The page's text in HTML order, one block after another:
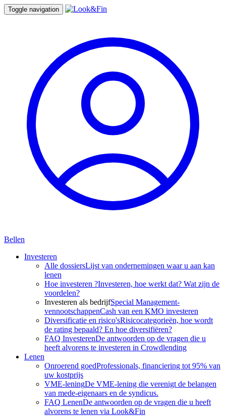
Toggle navigation
Bellen
Investeren
Alle dossiersLijst van ondernemingen waar u aan kan
lenen
Hoe investeren ?Investeren, hoe werkt dat? Wat zijn de
voordelen?
Investeren als bedrijfSpecial Management-
vennootschappenCash van een KMO investeren
Diversificatie en risico'sRisicocategorieën, hoe wordt
de rating bepaald? En hoe diversifiëren?
FAQ InvesterenDe antwoorden op de vragen die u
heeft alvorens te investeren in Crowdlending
Lenen
Onroerend goedProfessionals, financiering tot 95% van
uw kostprijs
VME-leningDe VME-lening die verenigt de belangen
van mede-eigenaars en de syndicus.
FAQ LenenDe antwoorden op de vragen die u heeft
alvorens te lenen via Look&Fin